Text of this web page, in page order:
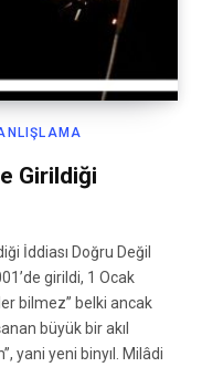
Girildiği
İddiası Doğru Değil
girildi, 1 Ocak
bilmez” belki ancak
büyük bir akıl
yani yeni binyıl. Milâdi